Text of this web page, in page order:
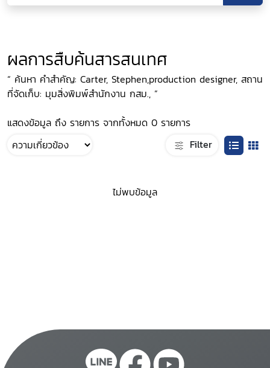
ผลการสืบค้นสารสนเทศ
“ ค้นหา คำสำคัญ: Carter, Stephen,production designer, สถาน
ที่จัดเก็บ: มุมสิ่งพิมพ์สำนักงาน กสม., ”
แสดงข้อมูล ถึง รายการ จากทั้งหมด 0 รายการ
Filter
ไม่พบข้อมูล